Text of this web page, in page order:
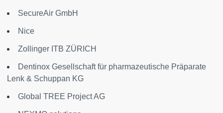
SecureAir GmbH
Nice
Zollinger ITB ZÜRICH
Dentinox Gesellschaft für pharmazeutische Präparate
Lenk & Schuppan KG
Global TREE Project AG